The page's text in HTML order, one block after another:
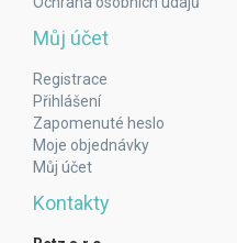
Můj účet
Registrace
Přihlášení
Zapomenuté heslo
Moje objednávky
Můj účet
Kontakty